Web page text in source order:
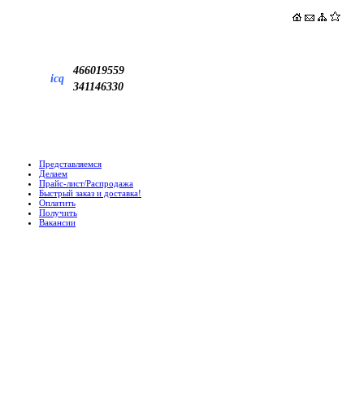
icq
466019559
341146330
Представляемся
Делаем
Прайс-лист/Распродажа
Быстрый заказ и доставка!
Оплатить
Получить
Вакансии